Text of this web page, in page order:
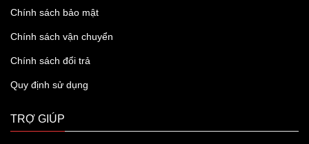
Chính sách bảo mật
Chính sách vận chuyển
Chính sách đổi trả
Quy định sử dụng
TRỢ GIÚP